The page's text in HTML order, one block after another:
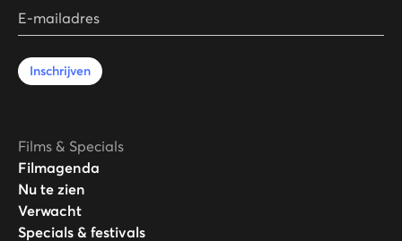
E-mailadres
Inschrijven
Films & Specials
Filmagenda
Nu te zien
Verwacht
Specials & festivals